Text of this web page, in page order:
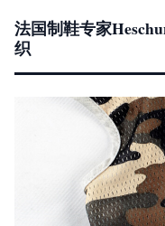
法国制鞋专家
织